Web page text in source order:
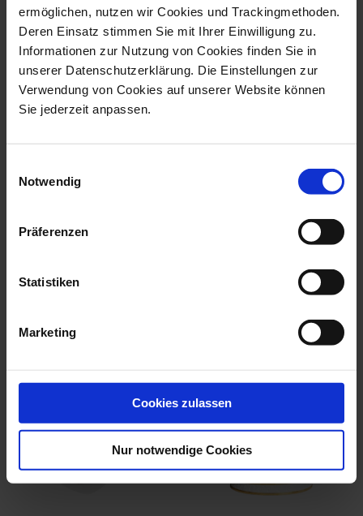
ermöglichen, nutzen wir Cookies und Trackingmethoden.
Deren Einsatz stimmen Sie mit Ihrer Einwilligung zu.
Informationen zur Nutzung von Cookies finden Sie in
unserer Datenschutzerklärung. Die Einstellungen zur
Verwendung von Cookies auf unserer Website können
Sie jederzeit anpassen.
Notwendig
Präferenzen
Statistiken
Marketing
Cookies zulassen
Nur notwendige Cookies
Without Gold,...
$990.00
Bird Drake, Coloured,
we think you’ll like these